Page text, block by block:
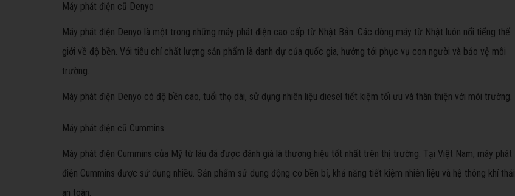
Máy phát điện cũ Denyo
Máy phát điện Denyo là một trong những máy phát điện cao cấp từ Nhật Bản. Các dòng máy từ Nhật luôn nổi tiếng thế
giới về độ bền. Với tiêu chí chất lượng sản phẩm là danh dự của quốc gia, hướng tới phục vụ con người và bảo vệ môi
trường.
Máy phát điện Denyo có độ bền cao, tuổi thọ dài, sử dụng nhiên liệu diesel tiết kiệm tối ưu và thân thiện với môi trường.
Máy phát điện cũ Cummins
Máy phát điện Cummins của Mỹ từ lâu đã được đánh giá là thương hiệu tốt nhất trên thị trường. Tại Việt Nam, máy phát
điện Cummins được sử dụng nhiều. Sản phẩm sử dụng động cơ bền bỉ, khả năng tiết kiệm nhiên liệu và hệ thông khí thải
an toàn.